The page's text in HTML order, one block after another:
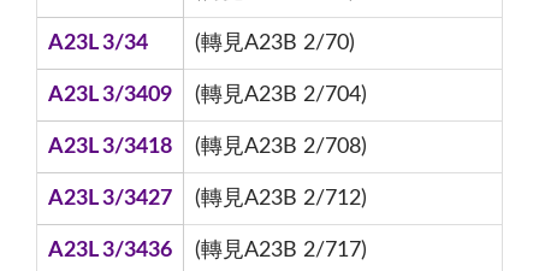
A23L 3/34 (轉見A23B 2/70)
A23L 3/3409 (轉見A23B 2/704)
A23L 3/3418 (轉見A23B 2/708)
A23L 3/3427 (轉見A23B 2/712)
A23L 3/3436 (轉見A23B 2/717)